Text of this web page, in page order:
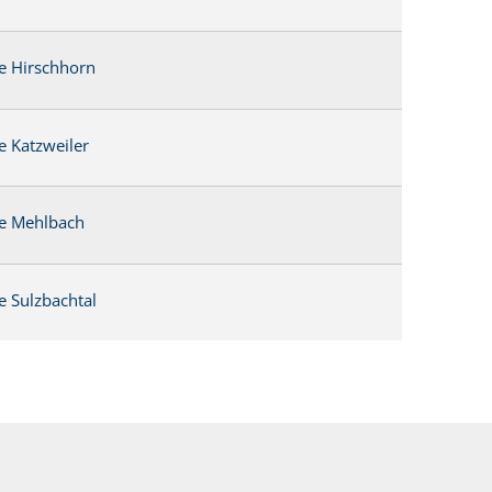
Hirschhorn
Katzweiler
Mehlbach
Sulzbachtal